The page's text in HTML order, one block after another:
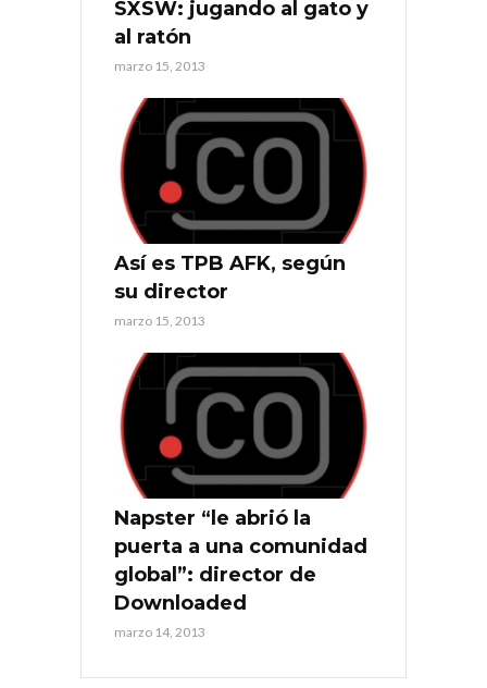
SXSW: jugando al gato y
al ratón
marzo 15, 2013
Así es TPB AFK, según
su director
marzo 15, 2013
Napster “le abrió la
puerta a una comunidad
global”: director de
Downloaded
marzo 14, 2013